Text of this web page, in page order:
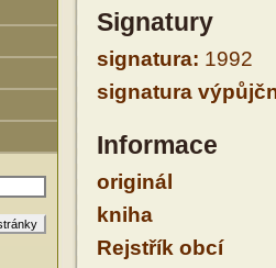
Signatury
signatura: 1992
signatura
Informace
originál
kniha
Rejstřík obcí